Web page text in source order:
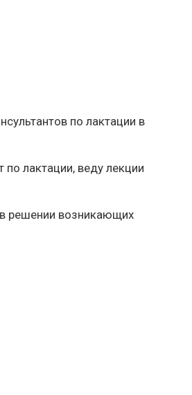
по лактации в
лактации, веду лекции
решении возникающих